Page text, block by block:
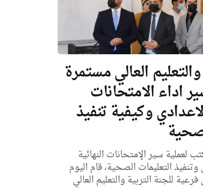
العالي مستمرة
اداء الامتحانات
(12) الاعدادي وكيفية تنفيذ
لعملية سير الإمتحانات النهائية
وتنفيذ التعليمات الصحية، قام اليوم
فرعية للجنة التربية والتعليم العالي